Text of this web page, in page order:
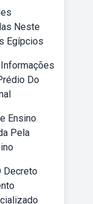
Neste
Egípcios
Do
Ensino
Pela
Decreto